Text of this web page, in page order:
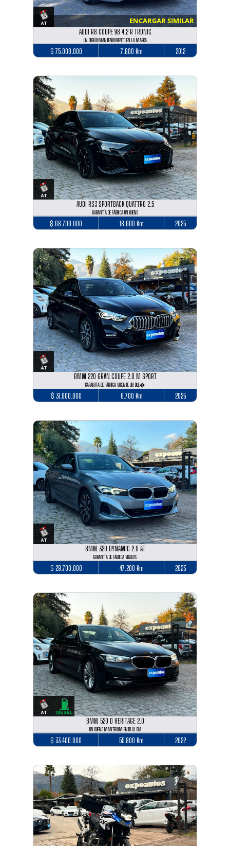
ENCARGAR SIMILAR
AUDI R8 COUPE V8 4.2 R TRONIC
UN DUEÑO MANTENIMIENTO EN LA MARCA
$ 75.000.000 7.800 Km 2012
AUDI RS3 SPORTBACK QUATTRO 2.5
GARANTÍA DE FÁBRICA UN DUEÑO
$ 68.700.000 18.600 Km 2025
BMW 220 GRAN COUPE 2.0 M SPORT
GARANTÍA DE FÁBRICA VIGENTE UN DUE�
$ 31.900.000 6.700 Km 2025
BMW 320 DYNAMIC 2.0 AT
GARANTÍA DE FÁBRICA VIGENTE
$ 29.700.000 47.200 Km 2023
BMW 520 D HERITAGE 2.0
UN DUEÑO MANTENIMIENTO AL DÍA
$ 33.400.000 55.800 Km 2022